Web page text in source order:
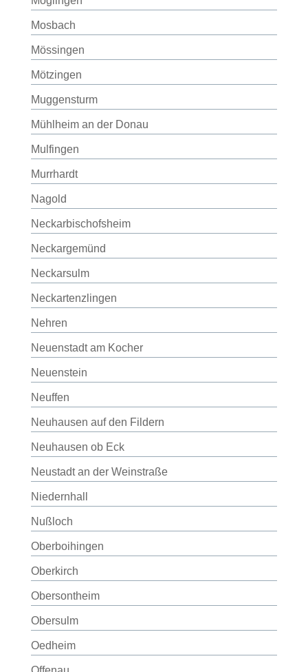
Mosbach
Mössingen
Mötzingen
Muggensturm
Mühlheim an der Donau
Mulfingen
Murrhardt
Nagold
Neckarbischofsheim
Neckargemünd
Neckarsulm
Neckartenzlingen
Nehren
Neuenstadt am Kocher
Neuenstein
Neuffen
Neuhausen auf den Fildern
Neuhausen ob Eck
Neustadt an der Weinstraße
Niedernhall
Nußloch
Oberboihingen
Oberkirch
Obersontheim
Obersulm
Oedheim